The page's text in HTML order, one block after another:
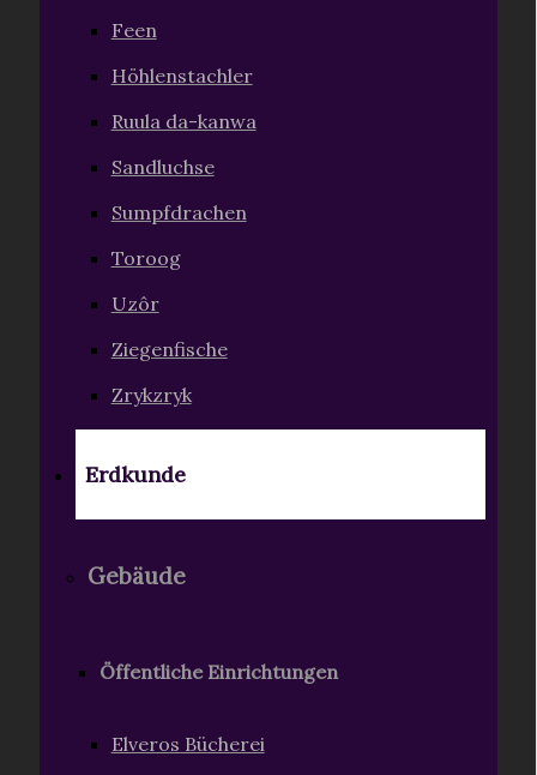
Feen
Höhlenstachler
Ruula da-kanwa
Sandluchse
Sumpfdrachen
Toroog
Uzôr
Ziegenfische
Zrykzryk
Erdkunde
Gebäude
Öffentliche Einrichtungen
Elveros Bücherei